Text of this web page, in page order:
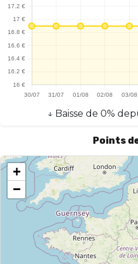
↓ Baisse de 0%
Points
+
−